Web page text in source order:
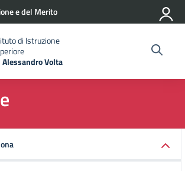
e del Merito
di Istruzione
Alessandro Volta